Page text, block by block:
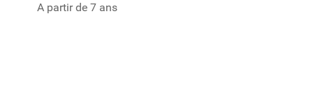
A partir de 7 ans